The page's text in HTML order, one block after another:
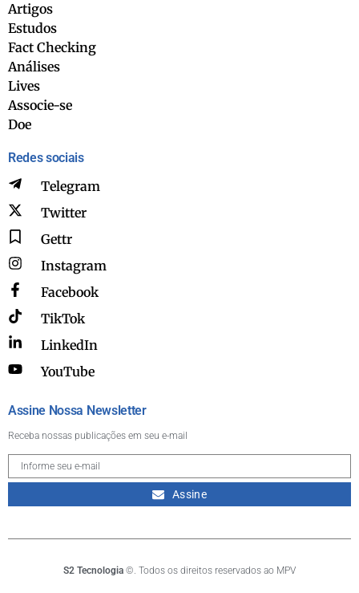
Artigos
Estudos
Fact Checking
Análises
Lives
Associe-se
Doe
Redes sociais
Telegram
Twitter
Gettr
Instagram
Facebook
TikTok
LinkedIn
YouTube
Assine Nossa Newsletter
Receba nossas publicações em seu e-mail
Assine
S2 Tecnologia ©. Todos os direitos reservados ao MPV